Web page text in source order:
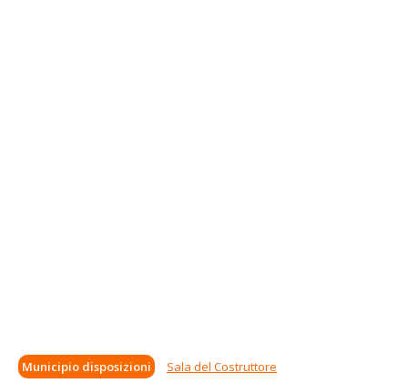
Municipio disposizioni Sala del Costruttore